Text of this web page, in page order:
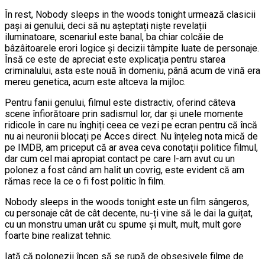
În rest, Nobody sleeps in the woods tonight urmează clasicii
pași ai genului, deci să nu așteptați niște revelații
iluminatoare, scenariul este banal, ba chiar colcăie de
bâzâitoarele erori logice și decizii tâmpite luate de personaje.
Însă ce este de apreciat este explicația pentru starea
criminalului, asta este nouă în domeniu, până acum de vină era
mereu genetica, acum este altceva la mijloc.
Pentru fanii genului, filmul este distractiv, oferind câteva
scene înfiorătoare prin sadismul lor, dar și unele momente
ridicole în care nu înghiți ceea ce vezi pe ecran pentru că încă
nu ai neuronii blocați pe Acces direct. Nu înțeleg nota mică de
pe IMDB, am priceput că ar avea ceva conotații politice filmul,
dar cum cel mai apropiat contact pe care l-am avut cu un
polonez a fost când am halit un covrig, este evident că am
rămas rece la ce o fi fost politic în film.
Nobody sleeps in the woods tonight este un film sângeros,
cu personaje cât de cât decente, nu-ți vine să le dai la guițat,
cu un monstru uman urât cu spume și mult, mult, mult gore
foarte bine realizat tehnic.
Iată că polonezii încep să se rupă de obsesivele filme de